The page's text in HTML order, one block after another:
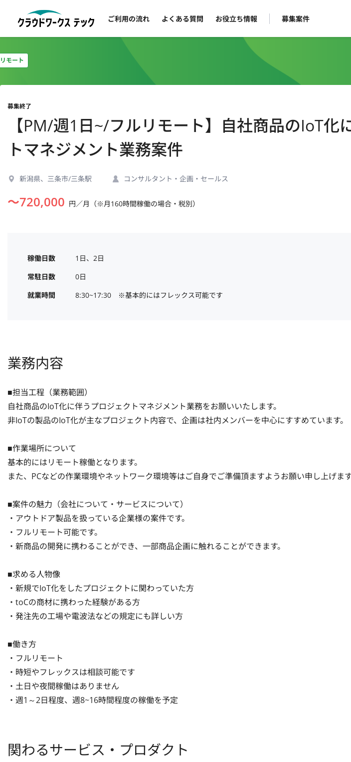
ご利用の流れ よくある質問 お役立ち情報 募集案件
モート
募集終了
【PM/週1日~/フルリモート】自社商品のIoT化
トマネジメント業務案件
新潟県、三条市/三条駅 コンサルタント・企画・セールス
〜720,000 円／月（※月160時間稼働の場合・税別）
稼働日数
1日、2日
常駐日数
0日
就業時間
8:30~17:30　※基本的にはフレックス可能です
業務内容
■担当工程（業務範囲）
自社商品のIoT化に伴うプロジェクトマネジメント業務をお願いいたします。
非IoTの製品のIoT化が主なプロジェクト内容で、企画は社内メンバーを中心にすすめています。
■作業場所について
基本的にはリモート稼働となります。
また、PCなどの作業環境やネットワーク環境等はご自身でご準備頂ますようお願い申し上げます
■案件の魅力（会社について・サービスについて）
・アウトドア製品を扱っている企業様の案件です。
・フルリモート可能です。
・新商品の開発に携わることができ、一部商品企画に触れることができます。
■求める人物像
・新規でIoT化をしたプロジェクトに関わっていた方
・toCの商材に携わった経験がある方
・発注先の工場や電波法などの規定にも詳しい方
■働き方
・フルリモート
・時短やフレックスは相談可能です
・土日や夜間稼働はありません
・週1～2日程度、週8~16時間程度の稼働を予定
関わるサービス・プロダクト